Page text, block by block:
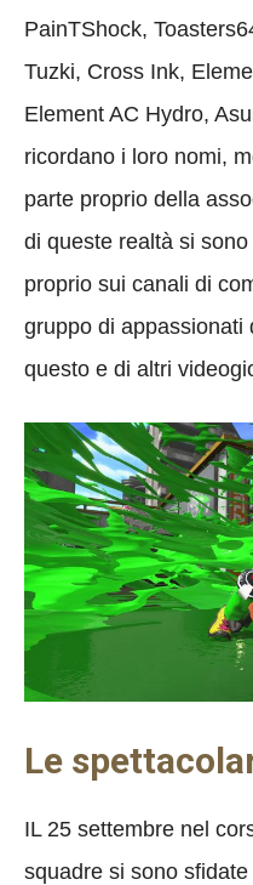
PainTShock,
Tuzki, Cross Ink,
Element AC Hydro,
ricordano i loro nomi,
parte proprio della
di queste realtà si
proprio sui canali di
gruppo di appassionati
questo e di altri
Le
IL 25 settembre nel
squadre si sono